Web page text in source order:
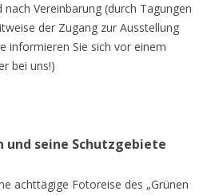
nach Vereinbarung (durch Tagungen
der Zugang zur Ausstellung
informieren Sie sich vor einem
bei uns!)
und seine Schutzgebiete
achttägige Fotoreise des „Grünen